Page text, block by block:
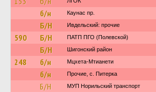
б/н Каунас пр.
Б/Н Ивдельский: прочие
590 Б/Н ПАТП ПГО (Полевской)
Б/Н Шигонский район
248 б/н Мцхета-Мтианети
б/н Прочие, с. Питерка
Б/Н МУП Норильский транспорт